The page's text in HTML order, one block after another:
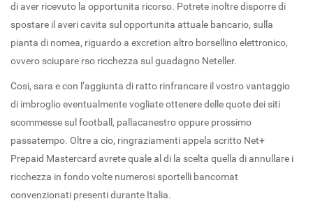
di aver ricevuto la opportunita ricorso. Potrete inoltre disporre di
spostare il averi cavita sul opportunita attuale bancario, sulla
pianta di nomea, riguardo a excretion altro borsellino elettronico,
ovvero sciupare rso ricchezza sul guadagno Neteller.
Cosi, sara e con l’aggiunta di ratto rinfrancare il vostro vantaggio
di imbroglio eventualmente vogliate ottenere delle quote dei siti
scommesse sul football, pallacanestro oppure prossimo
passatempo. Oltre a cio, ringraziamenti appela scritto Net+
Prepaid Mastercard avrete quale al di la scelta quella di annullare i
ricchezza in fondo volte numerosi sportelli bancomat
convenzionati presenti durante Italia.